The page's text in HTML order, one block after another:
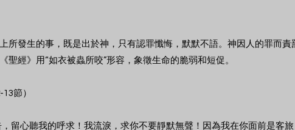
所發生的事，既是出於神，只有認罪懺悔，默默不語。神因人的罪而
聖經》用“如衣被蟲所咬”形容，象徵生命的脆弱和短促。
節）
留心聽我的呼求！我流淚，求你不要靜默無聲！因為我在你面前是客旅